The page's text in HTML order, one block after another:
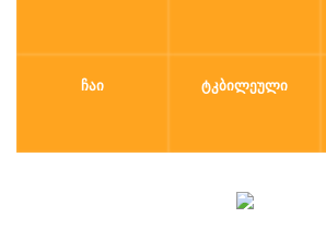
ᲩᲐᲘ ᲢᲙᲑᲘᲚᲔᲣᲚᲘ